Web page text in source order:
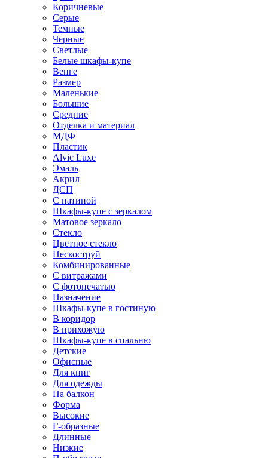
Коричневые
Серые
Темные
Черные
Светлые
Белые шкафы-купе
Венге
Размер
Маленькие
Большие
Средние
Отделка и материал
МДФ
Пластик
Alvic Luxe
Эмаль
Акрил
ДСП
С патиной
Шкафы-купе с зеркалом
Матовое зеркало
Стекло
Цветное стекло
Пескоструй
Комбинированные
С витражами
С фотопечатью
Назначение
Шкафы-купе в гостиную
В коридор
В прихожую
Шкафы-купе в спальню
Детские
Офисные
Для книг
Для одежды
На балкон
Форма
Высокие
Г-образные
Длинные
Низкие